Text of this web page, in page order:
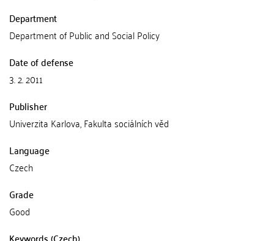
Department
Department of Public and Social Policy
Date of defense
3. 2. 2011
Publisher
Univerzita Karlova, Fakulta sociálních věd
Language
Czech
Grade
Good